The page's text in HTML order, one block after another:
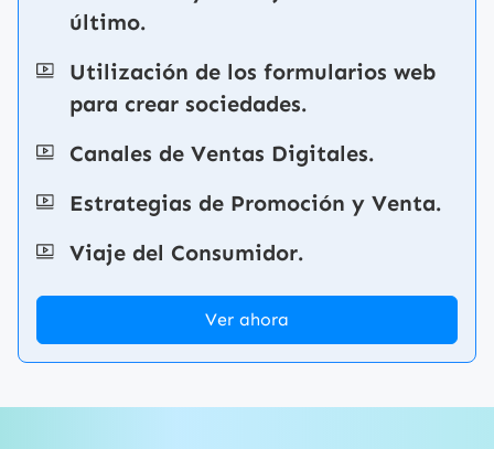
último.
Utilización de los formularios web
para crear sociedades.
Canales de Ventas Digitales.
Estrategias de Promoción y Venta.
Viaje del Consumidor.
Ver ahora